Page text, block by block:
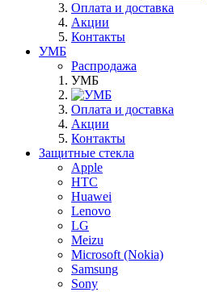
Оплата и доставка
Акции
Контакты
УМБ
Распродажа
УМБ
Оплата и доставка
Акции
Контакты
Защитные стекла
Apple
HTC
Huawei
Lenovo
LG
Meizu
Microsoft (Nokia)
Samsung
Sony